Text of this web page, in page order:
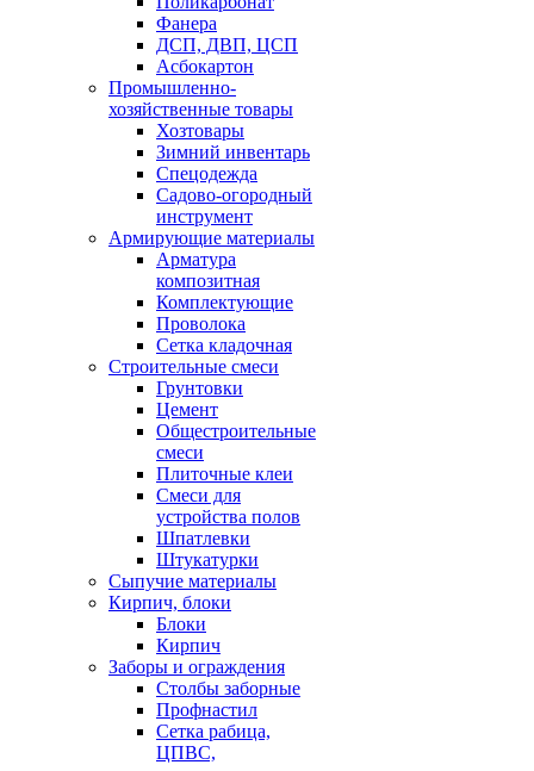
Фанера
ДСП, ДВП, ЦСП
Асбокартон
Промышленно-
хозяйственные товары
Хозтовары
Зимний инвентарь
Спецодежда
Садово-огородный
инструмент
Армирующие материалы
Арматура
композитная
Комплектующие
Проволока
Сетка кладочная
Строительные смеси
Грунтовки
Цемент
Общестроительные
смеси
Плиточные клеи
Смеси для
устройства полов
Шпатлевки
Штукатурки
Сыпучие материалы
Кирпич, блоки
Блоки
Кирпич
Заборы и ограждения
Столбы заборные
Профнастил
Сетка рабица,
ЦПВС,